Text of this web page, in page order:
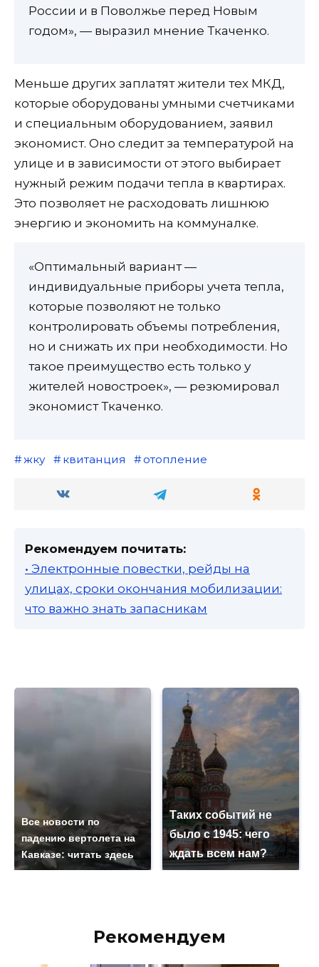
России и в Поволжье перед Новым
годом», — выразил мнение Ткаченко.
Меньше других заплатят жители тех МКД,
которые оборудованы умными счетчиками
и специальным оборудованием, заявил
экономист. Оно следит за температурой на
улице и в зависимости от этого выбирает
нужный режим подачи тепла в квартирах.
Это позволяет не расходовать лишнюю
энергию и экономить на коммуналке.
«Оптимальный вариант —
индивидуальные приборы учета тепла,
которые позволяют не только
контролировать объемы потребления,
но и снижать их при необходимости. Но
такое преимущество есть только у
жителей новостроек», — резюмировал
экономист Ткаченко.
жку квитанция отопление
Рекомендуем почитать:
• Электронные повестки, рейды на
улицах, сроки окончания мобилизации:
что важно знать запасникам
Все новости по
падению вертолета на
Кавказе: читать здесь
Таких событий не
было с 1945: чего
ждать всем нам?
Рекомендуем